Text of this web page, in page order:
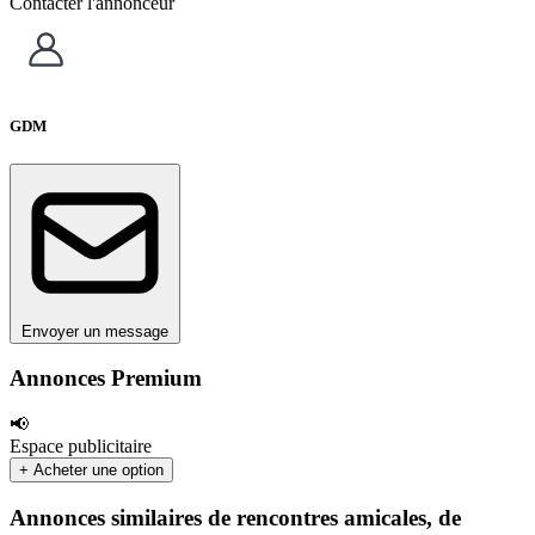
Annonces Premium
📢
Espace publicitaire
+ Acheter une option
GDM
Envoyer un message
Annonces similaires de rencontres amicales, de